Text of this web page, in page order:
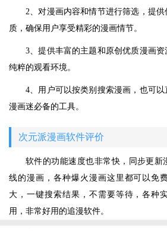
2、对漫画内容和情节进行筛选，提
质，确保用户享受精彩的漫画情节。
3、提供丰富的主题和原创优质漫画
纯粹的观看环境。
4、用户可以按类别搜索漫画，也可
漫画迷必备的工具。
次元派漫画软件评价
软件的功能速度也非常快，同步更新
线的漫画，各种爆火漫画这里都可以免
大，一键搜索结果，不需要等待，各种
用，非常好用的追漫软件。